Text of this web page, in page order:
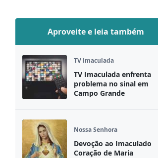
Aproveite e leia também
TV Imaculada
TV Imaculada enfrenta
problema no sinal em
Campo Grande
Nossa Senhora
Devoção ao Imaculado
Coração de Maria